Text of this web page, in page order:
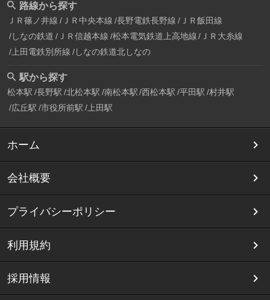
路線から探す
ＪＲ篠ノ井線 ＪＲ中央本線 長野電鉄長野線 ＪＲ飯田線
しなの鉄道 ＪＲ信越本線 松本電気鉄道上高地線
ＪＲ大糸線
上田電鉄別所線 しなの鉄道北しなの
駅から探す
松本駅 長野駅 北松本駅 南松本駅 西松本駅 平田駅 村井駅
広丘駅 市役所前駅 上田駅
ホーム
会社概要
プライバシーポリシー
利用規約
採用情報